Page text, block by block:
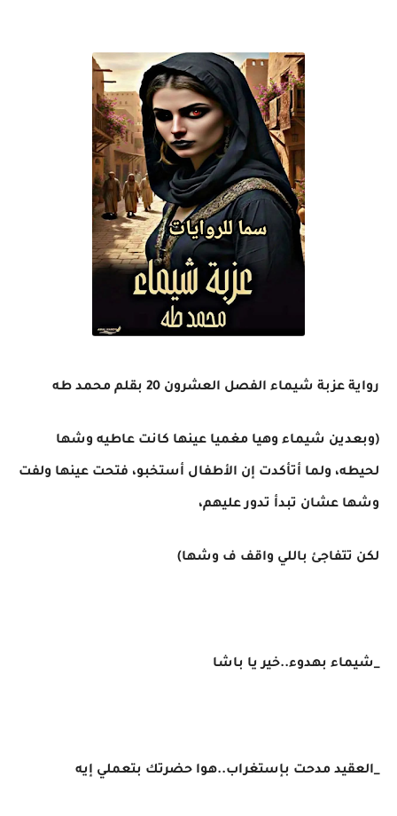
رواية عزبة شيماء الفصل العشرون 20 بقلم محمد طه
(وبعدين شيماء وهيا مغميا عينها كانت عاطيه وشها
لحيطه، ولما أتأكدت إن الأطفال أستخبو، فتحت عينها ولفت
وشها عشان تبدأ تدور عليهم،
لكن تتفاجئ باللي واقف ف وشها)
_شيماء بهدوء..خير يا باشا
_العقيد مدحت بإستغراب..هوا حضرتك بتعملي إيه